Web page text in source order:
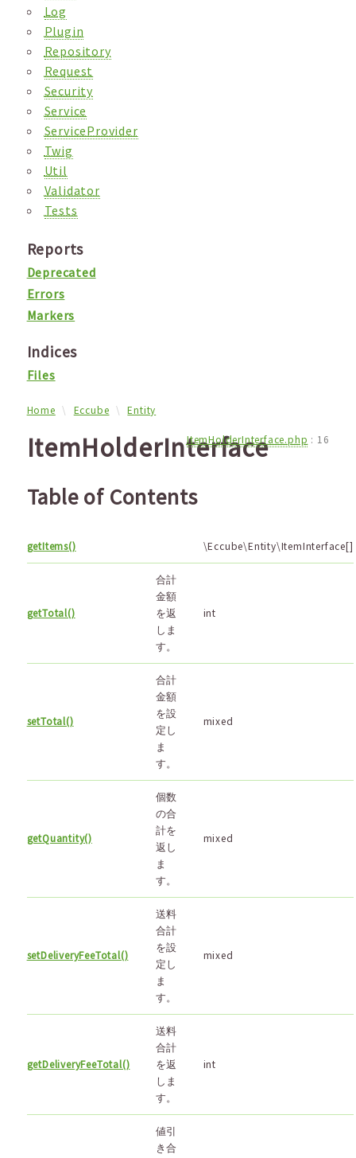
Log
Plugin
Repository
Request
Security
Service
ServiceProvider
Twig
Util
Validator
Tests
Reports
Deprecated
Errors
Markers
Indices
Files
Home Eccube Entity
ItemHolderInterface
ItemHolderInterface.php : 16
Table of Contents
getItems() \Eccube\Entity\ItemInterface[]
getTotal()
合計
金額
を返
しま
す。
int
setTotal()
合計
金額
を設
定し
ま
す。
mixed
getQuantity()
個数
の合
計を
返し
ま
す。
mixed
setDeliveryFeeTotal()
送料
合計
を設
定し
ま
す。
mixed
getDeliveryFeeTotal()
送料
合計
を返
しま
す。
int
値引
き合